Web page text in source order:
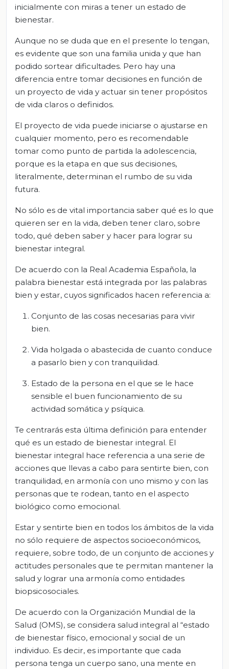
inicialmente con miras a tener un estado de
bienestar.
Aunque no se duda que en el presente lo tengan,
es evidente que son una familia unida y que han
podido sortear dificultades. Pero hay una
diferencia entre tomar decisiones en función de
un proyecto de vida y actuar sin tener propósitos
de vida claros o definidos.
El proyecto de vida puede iniciarse o ajustarse en
cualquier momento, pero es recomendable
tomar como punto de partida la adolescencia,
porque es la etapa en que sus decisiones,
literalmente, determinan el rumbo de su vida
futura.
No sólo es de vital importancia saber qué es lo que
quieren ser en la vida, deben tener claro, sobre
todo, qué deben saber y hacer para lograr su
bienestar integral.
De acuerdo con la Real Academia Española, la
palabra bienestar está integrada por las palabras
bien y estar, cuyos significados hacen referencia a:
Conjunto de las cosas necesarias para vivir
bien.
Vida holgada o abastecida de cuanto conduce
a pasarlo bien y con tranquilidad.
Estado de la persona en el que se le hace
sensible el buen funcionamiento de su
actividad somática y psíquica.
Te centrarás esta última definición para entender
qué es un estado de bienestar integral. El
bienestar integral hace referencia a una serie de
acciones que llevas a cabo para sentirte bien, con
tranquilidad, en armonía con uno mismo y con las
personas que te rodean, tanto en el aspecto
biológico como emocional.
Estar y sentirte bien en todos los ámbitos de la vida
no sólo requiere de aspectos socioeconómicos,
requiere, sobre todo, de un conjunto de acciones y
actitudes personales que te permitan mantener la
salud y lograr una armonía como entidades
biopsicosociales.
De acuerdo con la Organización Mundial de la
Salud (OMS), se considera salud integral al “estado
de bienestar físico, emocional y social de un
individuo. Es decir, es importante que cada
persona tenga un cuerpo sano, una mente en